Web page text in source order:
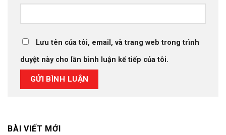
Lưu tên của tôi, email, và trang web trong trình
duyệt này cho lần bình luận kế tiếp của tôi.
BÀI VIẾT MỚI